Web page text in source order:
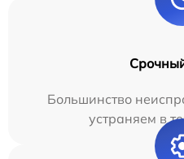
Большинство
устраняем в